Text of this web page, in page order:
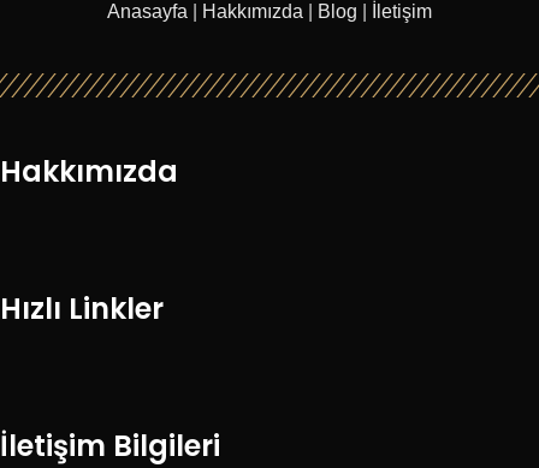
Anasayfa Hakkımızda Blog İletişim
Hakkımızda
Hızlı Linkler
İletişim Bilgileri